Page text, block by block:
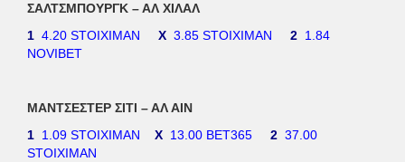
ΣΑΛΤΣΜΠΟΥΡΓΚ – ΑΛ ΧΙΛΑΛ
1 4.20 STOIXIMAN Χ 3.85 STOIXIMAN 2 1.84
NOVIBET
ΜΑΝΤΣΕΣΤΕΡ ΣΙΤΙ – ΑΛ ΑΙΝ
1 1.09 STOIXIMAN Χ 13.00 BET365 2 37.00
STOIXIMAN